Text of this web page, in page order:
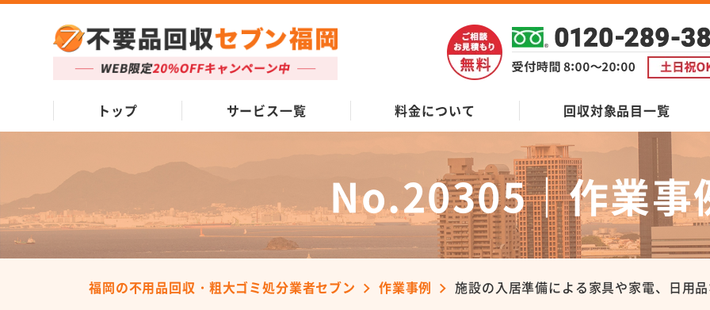
トップ サービス一覧 料金について 回収対象品目一覧
No.20305｜作業事
福岡の不用品回収・粗大ゴミ処分業者セブン 作業事例 施設の入居準備による家具や家電、日用